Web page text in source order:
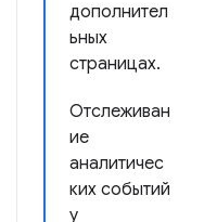
дополнител
ьных
страницах.
Отслеживан
ие
аналитичес
ких событий
у